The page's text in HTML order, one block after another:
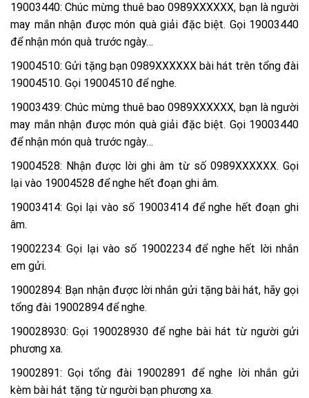
19003440: Chúc mừng thuê bao 0989XXXXXX, bạn là người
may mắn nhận được món quà giải đặc biệt. Gọi 19003440
để nhận món quà trước ngày…
19004510: Gửi tặng bạn 0989XXXXXX bài hát trên tổng đài
19004510. Gọi 19004510 để nghe.
19003439: Chúc mừng thuê bao 0989XXXXXX, bạn là người
may mắn nhận được món quà giải đặc biệt. Gọi 19003440
để nhận món quà trước ngày…
19004528: Nhận được lời ghi âm từ số 0989XXXXXX. Gọi
lại vào 19004528 để nghe hết đoạn ghi âm.
19003414: Gọi lại vào số 19003414 để nghe hết đoạn ghi
âm.
19002234: Gọi lại vào số 19002234 để nghe hết lời nhắn
em gửi.
19002894: Bạn nhận được lời nhắn gửi tặng bài hát, hãy gọi
tổng đài 19002894 để nghe.
190028930: Gọi 190028930 để nghe bài hát từ người gửi
phương xa.
19002891: Gọi tổng đài 19002891 để nghe lời nhắn gửi
kèm bài hát tặng từ người bạn phương xa.